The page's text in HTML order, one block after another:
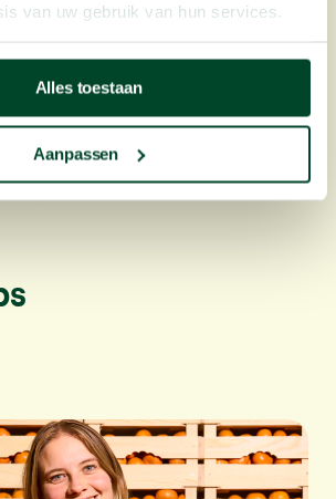
van uw gebruik van hun services.
Alles toestaan
Aanpassen
Solliciteer nu
26 26 hr@fruitfuloffice.nl